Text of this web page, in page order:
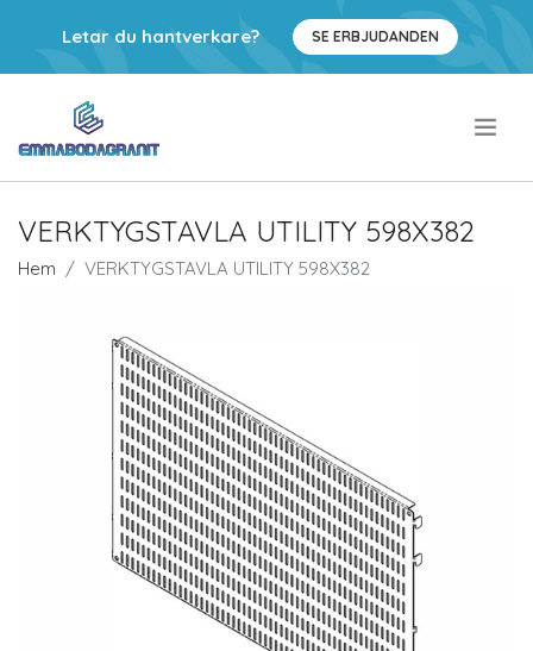
Letar du hantverkare? SE ERBJUDANDEN
VERKTYGSTAVLA UTILITY 598X382
Hem VERKTYGSTAVLA UTILITY 598X382